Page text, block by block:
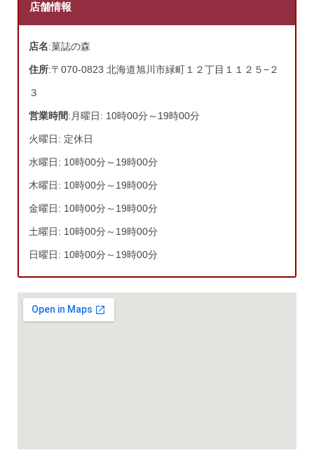
店舗情報
店名:菓誌の森
住所:〒070-0823 北海道旭川市緑町１２丁目１１２５−２
３
営業時間:月曜日: 10時00分～19時00分
火曜日: 定休日
水曜日: 10時00分～19時00分
木曜日: 10時00分～19時00分
金曜日: 10時00分～19時00分
土曜日: 10時00分～19時00分
日曜日: 10時00分～19時00分